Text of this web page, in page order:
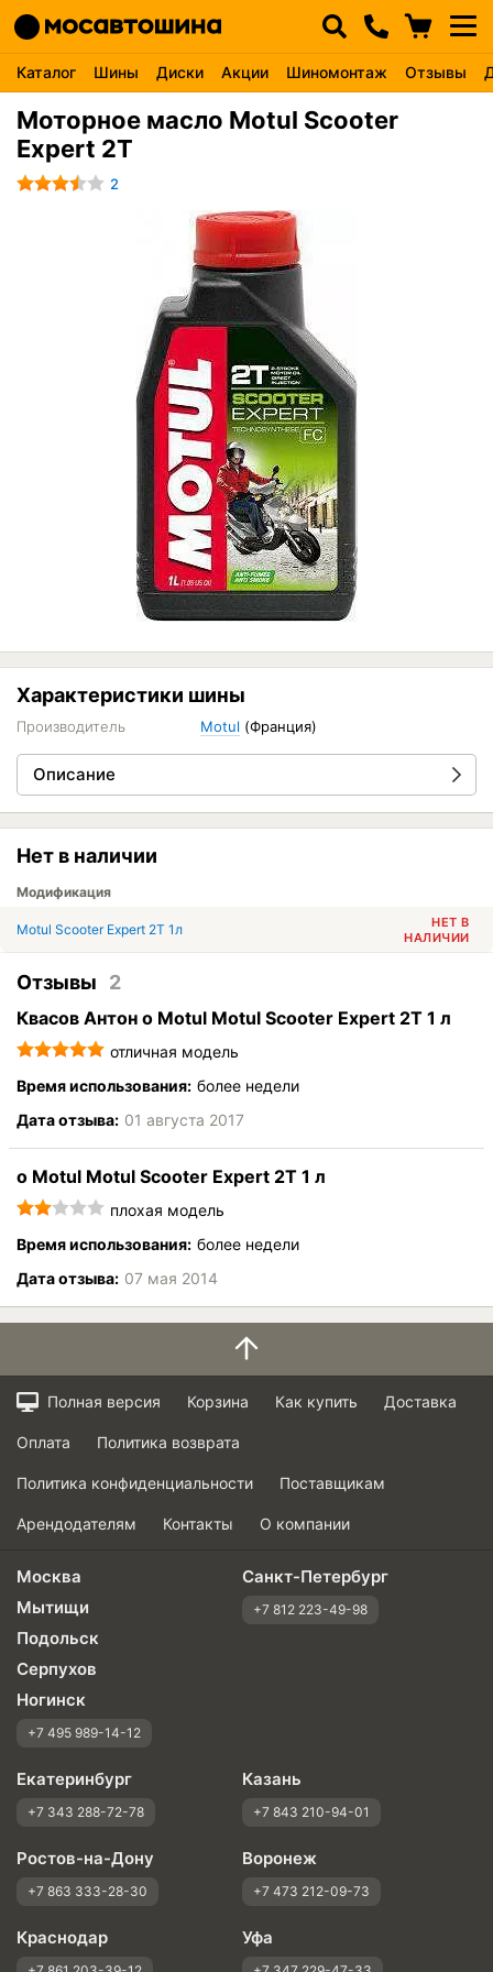
Каталог Шины Диски Акции Шиномонтаж Отзывы
Моторное масло Motul Scooter
Expert 2T
2
Характеристики шины
Производитель Motul (Франция)
Описание
Нет в наличии
Модификация
Motul Scooter Expert 2T 1л
НЕТ В
НАЛИЧИИ
Отзывы 2
Квасов Антон о Motul Motul Scooter Expert 2T 1 л
отличная модель
Время использования: более недели
Дата отзыва: 01 августа 2017
о Motul Motul Scooter Expert 2T 1 л
плохая модель
Время использования: более недели
Дата отзыва: 07 мая 2014
Полная версия Корзина Как купить Доставка
Оплата Политика возврата
Политика конфиденциальности Поставщикам
Арендодателям Контакты О компании
Москва
Мытищи
Подольск
Серпухов
Ногинск
+7 495 989-14-12
Санкт-Петербург
+7 812 223-49-98
Екатеринбург
+7 343 288-72-78
Казань
+7 843 210-94-01
Ростов-на-Дону
+7 863 333-28-30
Воронеж
+7 473 212-09-73
Краснодар Уфа